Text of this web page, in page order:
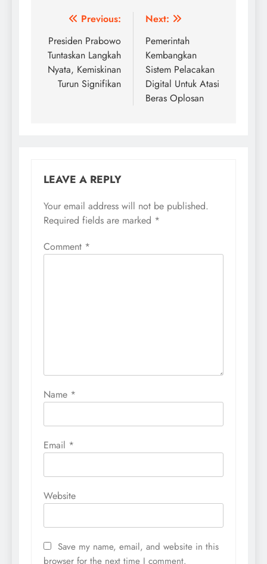
Post
navigation
Previous:
Presiden Prabowo
Tuntaskan Langkah
Nyata, Kemiskinan
Turun Signifikan
Next:
Pemerintah
Kembangkan
Sistem Pelacakan
Digital Untuk Atasi
Beras Oplosan
LEAVE A REPLY
Your email address will not be published.
Required fields are marked *
Comment *
Name *
Email *
Website
Save my name, email, and website in this
browser for the next time I comment.